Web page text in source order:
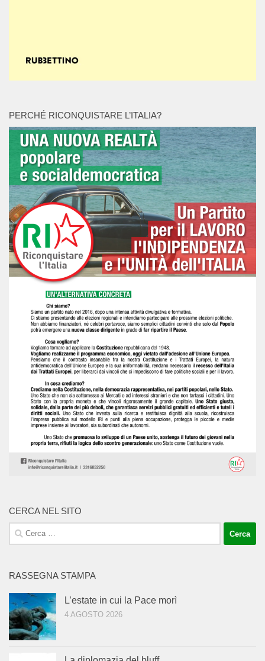
PERCHÉ RICONQUISTARE L’ITALIA?
CERCA NEL SITO
Ricerca
per:
RASSEGNA STAMPA
L’estate in cui la Pace morì
4 AGOSTO 2026